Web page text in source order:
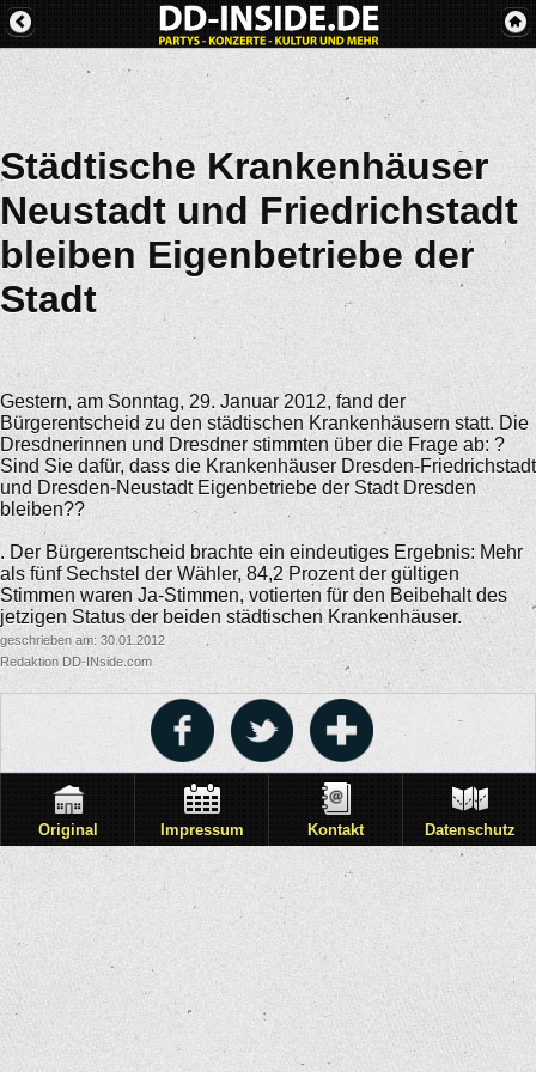
Städtische Krankenhäuser
Neustadt und Friedrichstadt
bleiben Eigenbetriebe der
Stadt
Gestern, am Sonntag, 29. Januar 2012, fand der
Bürgerentscheid zu den städtischen Krankenhäusern statt. Die
Dresdnerinnen und Dresdner stimmten über die Frage ab: ?
Sind Sie dafür, dass die Krankenhäuser Dresden-Friedrichstadt
und Dresden-Neustadt Eigenbetriebe der Stadt Dresden
bleiben??
. Der Bürgerentscheid brachte ein eindeutiges Ergebnis: Mehr
als fünf Sechstel der Wähler, 84,2 Prozent der gültigen
Stimmen waren Ja-Stimmen, votierten für den Beibehalt des
jetzigen Status der beiden städtischen Krankenhäuser.
geschrieben am: 30.01.2012
Redaktion DD-INside.com
Original Impressum Kontakt Datenschutz